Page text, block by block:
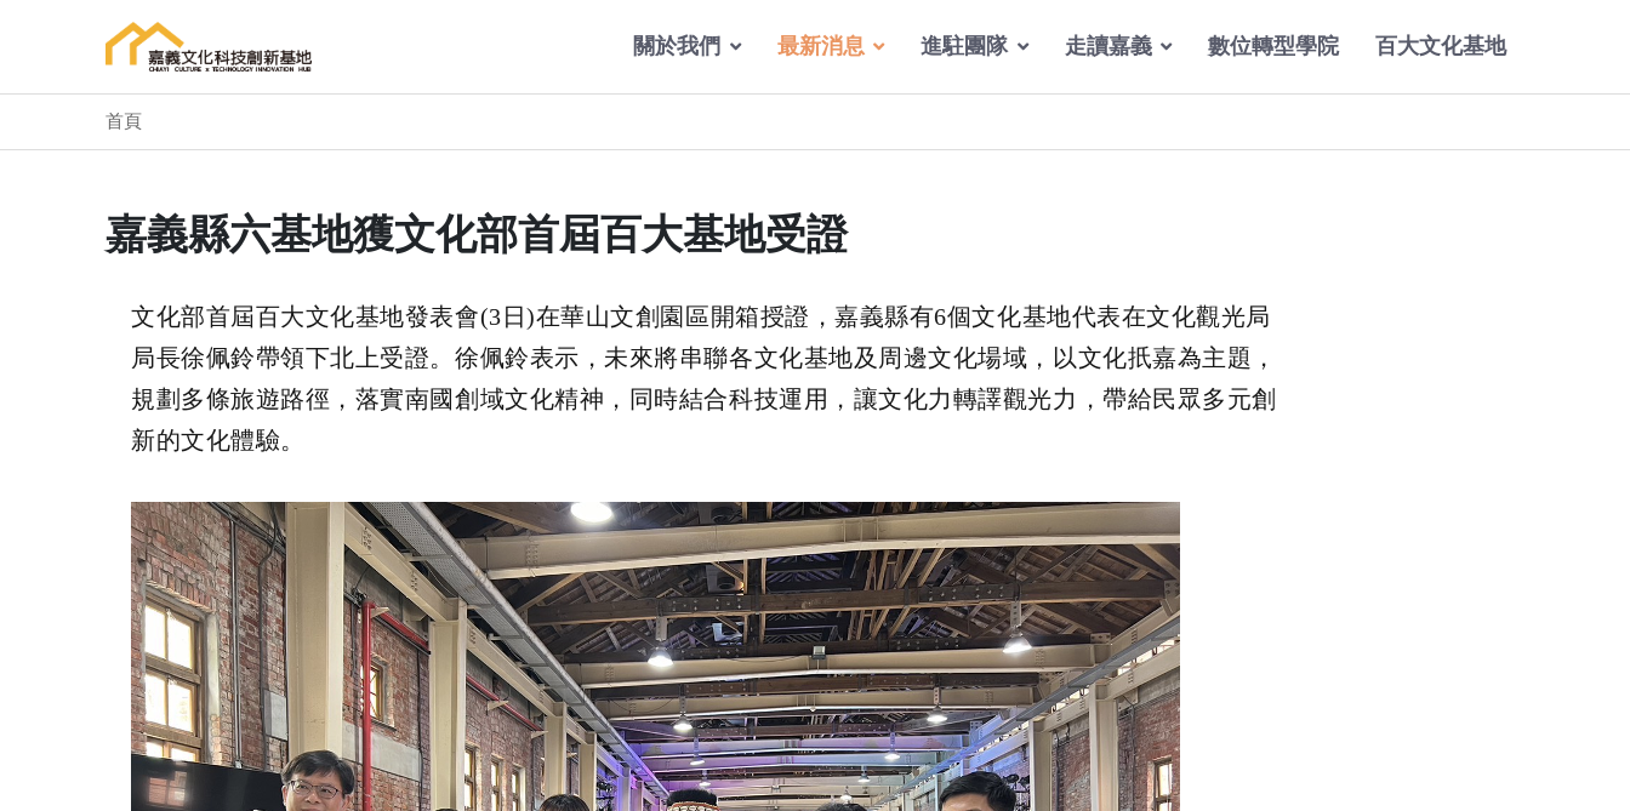
關於我們 最新消息 進駐團隊 走讀嘉義 數位轉型學院 百大文化基地
首頁
嘉義縣六基地獲文化部首屆百大基地受證
文化部首屆百大文化基地發表會(3日)在華山文創園區開箱授證，嘉義縣有6個文化基地代表在文化觀光局
局長徐佩鈴帶領下北上受證。徐佩鈴表示，未來將串聯各文化基地及周邊文化場域，以文化扺嘉為主題，
規劃多條旅遊路徑，落實南國創域文化精神，同時結合科技運用，讓文化力轉譯觀光力，帶給民眾多元創
新的文化體驗。